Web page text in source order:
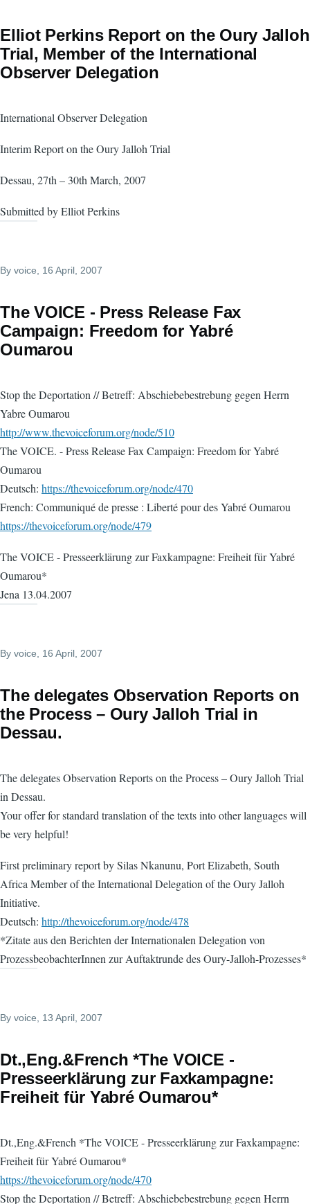
Elliot Perkins Report on the Oury Jalloh
Trial, Member of the International
Observer Delegation
International Observer Delegation
Interim Report on the Oury Jalloh Trial
Dessau, 27th – 30th March, 2007
Submitted by Elliot Perkins
By voice, 16 April, 2007
The VOICE - Press Release Fax
Campaign: Freedom for Yabré
Oumarou
Stop the Deportation // Betreff: Abschiebebestrebung gegen Herrn
Yabre Oumarou
http://www.thevoiceforum.org/node/510
The VOICE. - Press Release Fax Campaign: Freedom for Yabré
Oumarou
Deutsch: https://thevoiceforum.org/node/470
French: Communiqué de presse : Liberté pour des Yabré Oumarou
https://thevoiceforum.org/node/479
The VOICE - Presseerklärung zur Faxkampagne: Freiheit für Yabré
Oumarou*
Jena 13.04.2007
By voice , 16 April, 2007
The delegates Observation Reports on
the Process – Oury Jalloh Trial in
Dessau.
The delegates Observation Reports on the Process – Oury Jalloh Trial
in Dessau.
Your offer for standard translation of the texts into other languages will
be very helpful!
First preliminary report by Silas Nkanunu, Port Elizabeth, South
Africa Member of the International Delegation of the Oury Jalloh
Initiative.
Deutsch: http://thevoiceforum.org/node/478
*Zitate aus den Berichten der Internationalen Delegation von
ProzessbeobachterInnen zur Auftaktrunde des Oury-Jalloh-Prozesses*
By voice , 13 April, 2007
Dt.,Eng.&French *The VOICE -
Presseerklärung zur Faxkampagne:
Freiheit für Yabré Oumarou*
Dt.,Eng.&French *The VOICE - Presseerklärung zur Faxkampagne:
Freiheit für Yabré Oumarou*
https://thevoiceforum.org/node/470
Stop the Deportation // Betreff: Abschiebebestrebung gegen Herrn